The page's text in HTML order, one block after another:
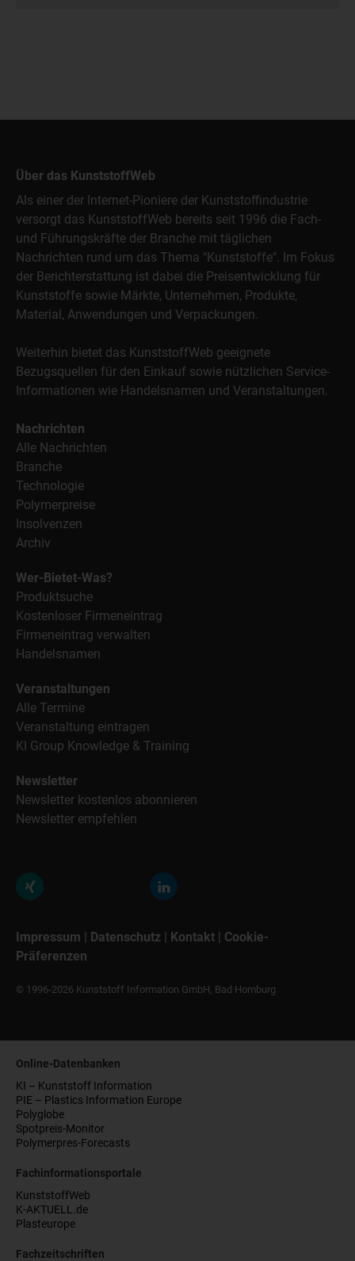
Über das KunststoffWeb
Als einer der Internet-Pioniere der Kunststoffindustrie
versorgt das KunststoffWeb bereits seit 1996 die Fach-
und Führungskräfte der Branche mit täglichen
Nachrichten rund um das Thema "Kunststoffe". Im Fokus
der Berichterstattung ist dabei die Preisentwicklung für
Kunststoffe sowie Märkte, Unternehmen, Produkte,
Material, Anwendungen und Verpackungen.
Weiterhin bietet das KunststoffWeb geeignete
Bezugsquellen für den Einkauf sowie nützlichen Service-
Informationen wie Handelsnamen und Veranstaltungen.
Nachrichten
Alle Nachrichten
Branche
Technologie
Polymerpreise
Insolvenzen
Archiv
Wer-Bietet-Was?
Produktsuche
Kostenloser Firmeneintrag
Firmeneintrag verwalten
Handelsnamen
Veranstaltungen
Alle Termine
Veranstaltung eintragen
KI Group Knowledge & Training
Newsletter
Newsletter kostenlos abonnieren
Newsletter empfehlen
Impressum | Datenschutz | Kontakt | Cookie-
Präferenzen
© 1996-2026 Kunststoff Information GmbH, Bad Homburg
Online-Datenbanken
KI – Kunststoff Information
PIE – Plastics Information Europe
Polyglobe
Spotpreis-Monitor
Polymerpres-Forecasts
Fachinformationsportale
KunststoffWeb
K-AKTUELL.de
Plasteurope
Fachzeitschriften